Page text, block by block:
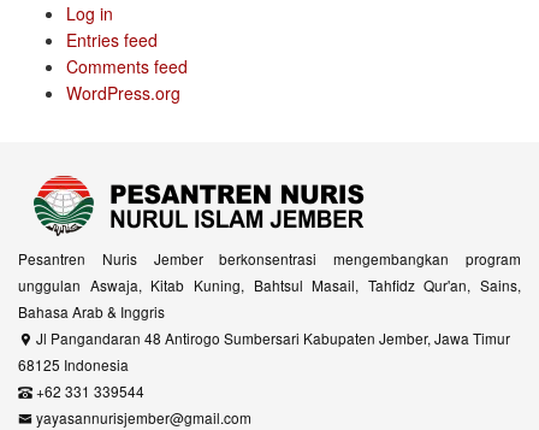
Log in
Entries feed
Comments feed
WordPress.org
Pesantren Nuris Jember berkonsentrasi mengembangkan program
unggulan Aswaja, Kitab Kuning, Bahtsul Masail, Tahfidz Qur'an, Sains,
Bahasa Arab & Inggris
Jl Pangandaran 48 Antirogo Sumbersari Kabupaten Jember, Jawa Timur
68125 Indonesia
+62 331 339544
yayasannurisjember@gmail.com